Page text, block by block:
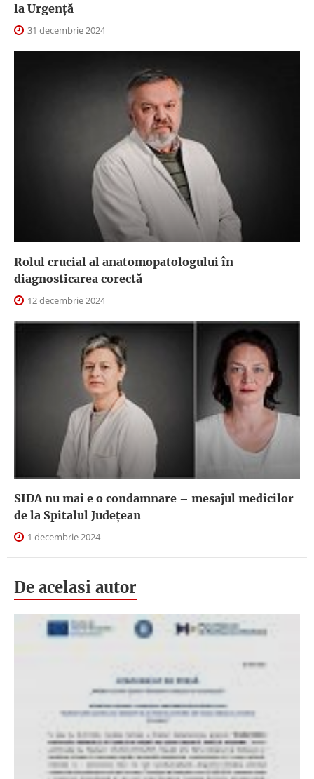
la Urgență
31 decembrie 2024
Rolul crucial al anatomopatologului în
diagnosticarea corectă
12 decembrie 2024
SIDA nu mai e o condamnare – mesajul medicilor
de la Spitalul Județean
1 decembrie 2024
De acelasi autor